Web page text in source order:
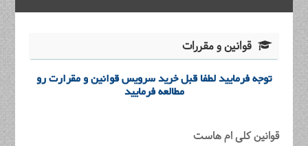
قوانین و مقررات
توجه فرمایید لطفا قبل خرید سرویس قوانین و مقرارت رو
مطالعه فرمایید
قوانین کلی ام هاست